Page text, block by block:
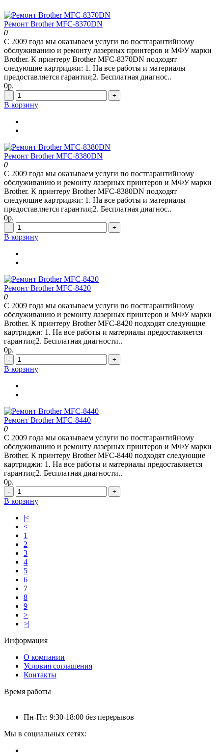
Ремонт Brother MFC-8370DN
0
С 2009 года мы оказываем услуги по постгарантийному
обслуживанию и ремонту лазерных принтеров и МФУ марки
Brother. К принтеру Brother MFC-8370DN подходят
следующие картриджи: 1. На все работы и материалы
предоставляется гарантия;2. Бесплатная диагнос..
0р.
- +
В корзину
Ремонт Brother MFC-8380DN
0
С 2009 года мы оказываем услуги по постгарантийному
обслуживанию и ремонту лазерных принтеров и МФУ марки
Brother. К принтеру Brother MFC-8380DN подходят
следующие картриджи: 1. На все работы и материалы
предоставляется гарантия;2. Бесплатная диагнос..
0р.
- +
В корзину
Ремонт Brother MFC-8420
0
С 2009 года мы оказываем услуги по постгарантийному
обслуживанию и ремонту лазерных принтеров и МФУ марки
Brother. К принтеру Brother MFC-8420 подходят следующие
картриджи: 1. На все работы и материалы предоставляется
гарантия;2. Бесплатная диагности..
0р.
- +
В корзину
Ремонт Brother MFC-8440
0
С 2009 года мы оказываем услуги по постгарантийному
обслуживанию и ремонту лазерных принтеров и МФУ марки
Brother. К принтеру Brother MFC-8440 подходят следующие
картриджи: 1. На все работы и материалы предоставляется
гарантия;2. Бесплатная диагности..
0р.
- +
В корзину
|<
<
1
2
3
4
5
6
7
8
9
>
>|
Информация
О компании
Условия соглашения
Контакты
Время работы
Пн-Пт: 9:30-18:00 без перерывов
Мы в социальных сетях: